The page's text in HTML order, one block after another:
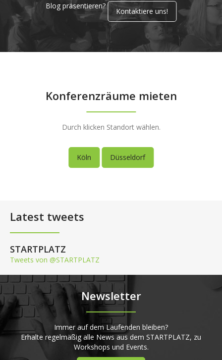
Blog präsentieren?
Kontaktiere uns!
Konferenzräume mieten
Durch klicken Standort wählen.
Köln Düsseldorf
Latest tweets
STARTPLATZ
Tweets von @STARTPLATZ
Newsletter
Immer auf dem Laufenden bleiben?
Erhalte regelmäßig alle News aus dem STARTPLATZ, zu
Workshops und Events.